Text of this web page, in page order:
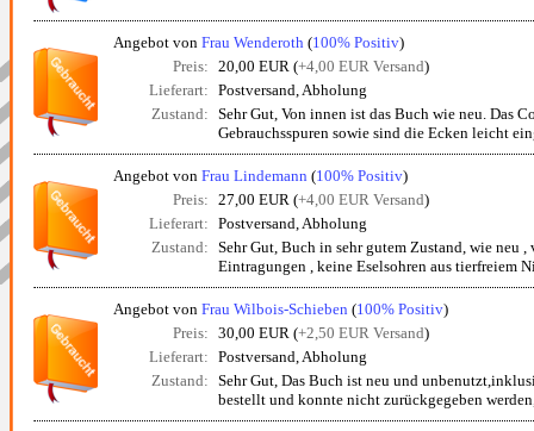
Angebot von Frau Wenderoth (100% Positiv)
Preis: 20,00 EUR (+4,00 EUR Versand)
Lieferart: Postversand, Abholung
Zustand: Sehr Gut, Von innen ist das Buch wie neu. Das
Gebrauchsspuren sowie sind die Ecken leicht
Angebot von Frau Lindemann (100% Positiv)
Preis: 27,00 EUR (+4,00 EUR Versand)
Lieferart: Postversand, Abholung
Zustand: Sehr Gut, Buch in sehr gutem Zustand, wie neu
Eintragungen , keine Eselsohren aus tierfreiem
Angebot von Frau Wilbois-Schieben (100% Positiv)
Preis: 30,00 EUR (+2,50 EUR Versand)
Lieferart: Postversand, Abholung
Zustand: Sehr Gut, Das Buch ist neu und
bestellt und konnte nicht zurückgegeben